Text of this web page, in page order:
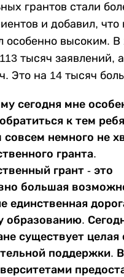
грантов стали
и добавил, что
особенно высоким. В
тысяч заявлений,
Это на 14 тысяч
сегодня мне
к тем
немного не
гранта.
грант - это
большая
единственная
образованию.
существует целая
поддержки.